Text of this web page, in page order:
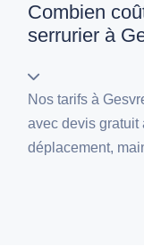
Combien
serrurier à
Nos tarifs à
avec devis gratuit
déplacement,